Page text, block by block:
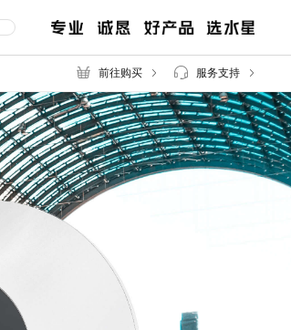
售后服务
前往购买 服务支持